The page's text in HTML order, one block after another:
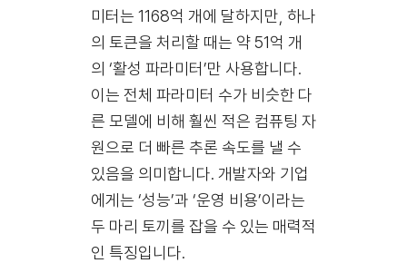
미터는 1168억 개에 달하지만, 하나
의 토큰을 처리할 때는 약 51억 개
의 ‘활성 파라미터’만 사용합니다.
이는 전체 파라미터 수가 비슷한 다
른 모델에 비해 훨씬 적은 컴퓨팅 자
원으로 더 빠른 추론 속도를 낼 수
있음을 의미합니다. 개발자와 기업
에게는 ‘성능’과 ‘운영 비용’이라는
두 마리 토끼를 잡을 수 있는 매력적
인 특징입니다.